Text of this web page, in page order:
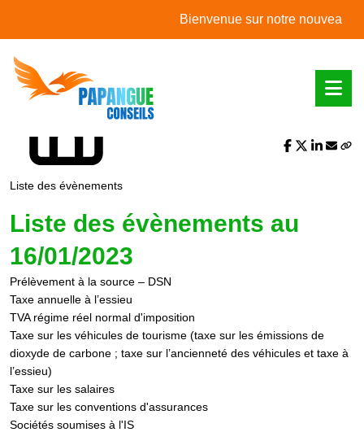
Bienvenue sur notre nouveau site
L'actualité du mois
Liste des évènements
Liste des évènements au
16/01/2023
Prélèvement à la source – DSN
Taxe annuelle à l’essieu
TVA régime réel normal d'imposition
Taxe sur les véhicules de tourisme (taxe sur les émissions de
dioxyde de carbone ; taxe sur l’ancienneté des véhicules et taxe à
l’essieu)
Taxe sur les salaires
Taxe sur les conventions d'assurances
Sociétés soumises à l'IS